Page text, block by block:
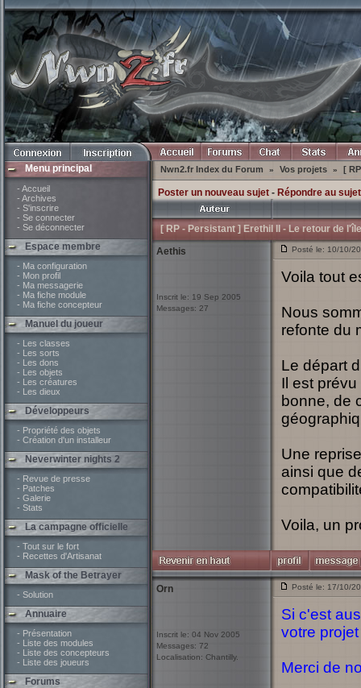
Menu principal
- Accueil
- Archives
- S'inscrire
- Se connecter
- Se déconnecter
Espace membre
- Ma configuration
- Mon profil
- Ma messagerie
- Ma fiche module
- Ma fiche concepteur
Manuel du joueur
- Les classes
- Les sorts
- Les dons
- Les objets
- Les créatures
- Les dieux
Développeurs
- Propriété des objets
- Création d'un installeur
Neverwinter nights 2
- Revue de presse
- Patches
- Galerie
- Stats
La campagne officielle
- Tout sur le fort
- Recettes d'Artisanat
Mask of the Betrayer
- Solution
Annuaire
- Présentation
- Liste des modules
- Liste des concepteurs
- Liste des joueurs
Forums
Nwn2.fr Index du Forum » Vos projets » [
Poster un nouveau sujet- Répondre au sujet
[ RP - Persistant ] Erethil II - Le retour de
Aethis
Inscrit le: 19 Sep 2005
Messages: 27
Posté le: 10/10/
Voila tout
Nous
refonte du
Le départ
Il est
bonne, de
Une
ainsi que
Voila, un
Orn
Inscrit le: 04 Nov 2005
Messages: 72
Localisation: Chantilly.
Posté le: 17/10/
Si c'est
votre
Merci de